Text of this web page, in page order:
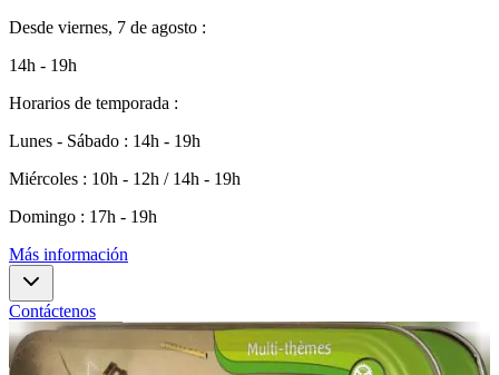
Desde viernes, 7 de agosto :
14h - 19h
Horarios de temporada :
Lunes - Sábado : 14h - 19h
Miércoles : 10h - 12h / 14h - 19h
Domingo : 17h - 19h
Más información
Contáctenos